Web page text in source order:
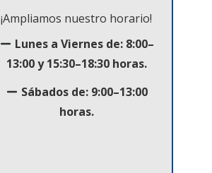
¡Ampliamos nuestro horario!
Lunes a Viernes de: 8:00–
13:00 y 15:30–18:30 horas.
Sábados de: 9:00–13:00
horas.